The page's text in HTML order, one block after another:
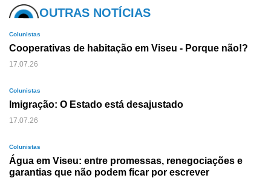
OUTRAS NOTÍCIAS
Colunistas
Cooperativas de habitação em Viseu - Porque não!?
17.07.26
Colunistas
Imigração: O Estado está desajustado
17.07.26
Colunistas
Água em Viseu: entre promessas, renegociações e
garantias que não podem ficar por escrever